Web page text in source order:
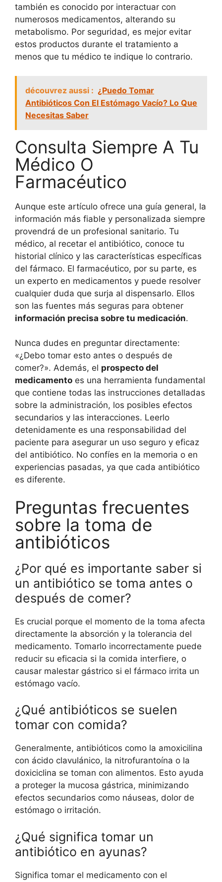
también es conocido por interactuar con
numerosos medicamentos, alterando su
metabolismo. Por seguridad, es mejor evitar
estos productos durante el tratamiento a
menos que tu médico te indique lo contrario.
découvrez aussi : ¿Puedo Tomar
Antibióticos Con El Estómago Vacío? Lo Que
Necesitas Saber
Consulta Siempre A Tu
Médico O
Farmacéutico
Aunque este artículo ofrece una guía general, la
información más fiable y personalizada siempre
provendrá de un profesional sanitario. Tu
médico, al recetar el antibiótico, conoce tu
historial clínico y las características específicas
del fármaco. El farmacéutico, por su parte, es
un experto en medicamentos y puede resolver
cualquier duda que surja al dispensarlo. Ellos
son las fuentes más seguras para obtener
información precisa sobre tu medicación.
Nunca dudes en preguntar directamente:
«¿Debo tomar esto antes o después de
comer?». Además, el prospecto del
medicamento es una herramienta fundamental
que contiene todas las instrucciones detalladas
sobre la administración, los posibles efectos
secundarios y las interacciones. Leerlo
detenidamente es una responsabilidad del
paciente para asegurar un uso seguro y eficaz
del antibiótico. No confíes en la memoria o en
experiencias pasadas, ya que cada antibiótico
es diferente.
Preguntas frecuentes
sobre la toma de
antibióticos
¿Por qué es importante saber si
un antibiótico se toma antes o
después de comer?
Es crucial porque el momento de la toma afecta
directamente la absorción y la tolerancia del
medicamento. Tomarlo incorrectamente puede
reducir su eficacia si la comida interfiere, o
causar malestar gástrico si el fármaco irrita un
estómago vacío.
¿Qué antibióticos se suelen
tomar con comida?
Generalmente, antibióticos como la amoxicilina
con ácido clavulánico, la nitrofurantoína o la
doxiciclina se toman con alimentos. Esto ayuda
a proteger la mucosa gástrica, minimizando
efectos secundarios como náuseas, dolor de
estómago o irritación.
¿Qué significa tomar un
antibiótico en ayunas?
Significa tomar el medicamento con el